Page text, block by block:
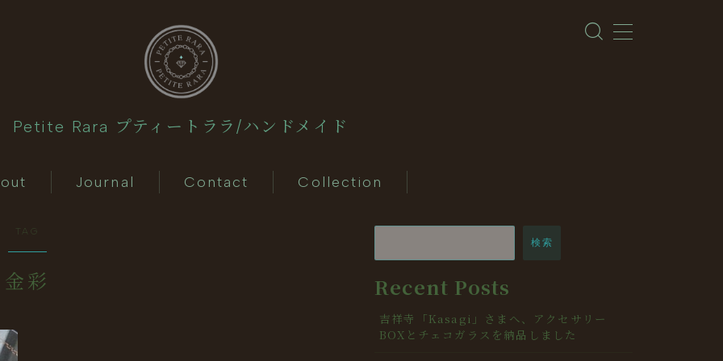
Petite Rara プティートララ/ハンドメイド
Journal Contact Collection
TAG
金彩
検索
Recent Posts
吉祥寺「Kasagi」さまへ、アクセサリー
BOXとチェコガラスを納品しました